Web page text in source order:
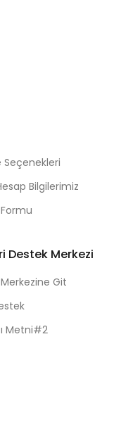
Bilgilerimiz
Destek Merkezi
Git
Metni#2